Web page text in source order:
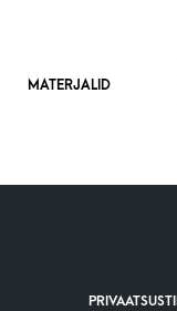
MATERJALID